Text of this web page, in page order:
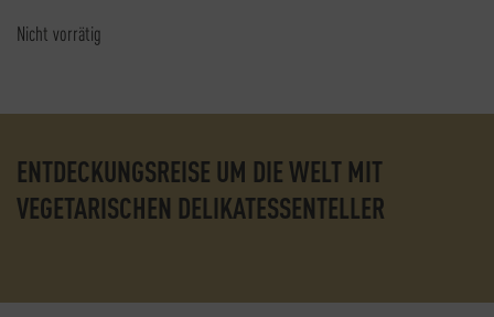
Nicht vorrätig
ENTDECKUNGSREISE UM DIE WELT MIT
VEGETARISCHEN DELIKATESSENTELLER